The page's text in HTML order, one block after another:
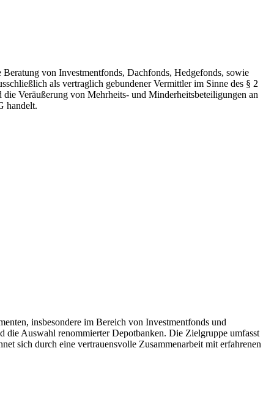
von Investmentfonds, Dachfonds, Hedgefonds, sowie
als vertraglich gebundener Vermittler im Sinne des § 2
Veräußerung von Mehrheits- und Minderheitsbeteiligungen an
handelt.
insbesondere im Bereich von Investmentfonds und
die Auswahl renommierter Depotbanken. Die Zielgruppe umfasst
sich durch eine vertrauensvolle Zusammenarbeit mit erfahrenen